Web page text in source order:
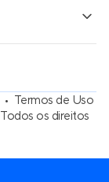
Termos de Uso
Todos os direitos